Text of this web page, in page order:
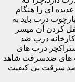
ای را هنگام
درب باید به
کردن آن میسر
کارخانه درب ضد
درب های
های ضدسرقت شاهد
ضد سرقت بی کیفیت